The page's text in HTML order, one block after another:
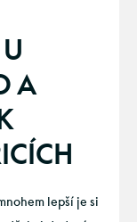
A
lepší je si